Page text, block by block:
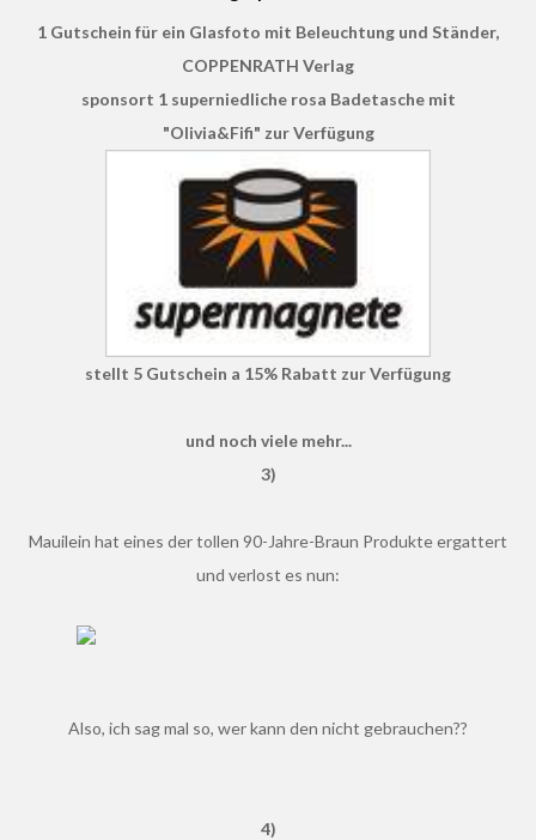
1 Gutschein für ein Glasfoto mit Beleuchtung und Ständer,
COPPENRATH Verlag
sponsort 1 superniedliche rosa Badetasche mit
"Olivia&Fifi" zur Verfügung
stellt 5 Gutschein a 15% Rabatt zur Verfügung
und noch viele mehr...
3)
Mauilein hat eines der tollen 90-Jahre-Braun Produkte ergattert
und verlost es nun:
Also, ich sag mal so, wer kann den nicht gebrauchen??
4)